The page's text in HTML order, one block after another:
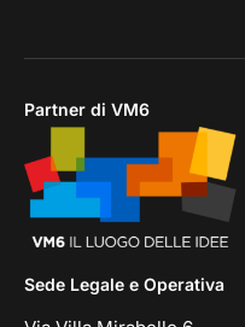
Partner di VM6
Sede Legale e Operativa